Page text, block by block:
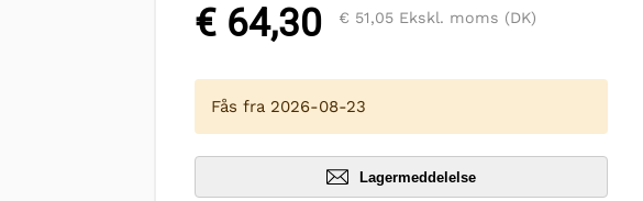
€ 64,30 € 51,05 Ekskl. moms (DK)
Fås fra 2026-08-23
Lagermeddelelse